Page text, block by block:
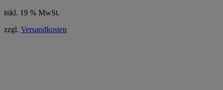
inkl. 19 % MwSt.
zzgl. Versandkosten